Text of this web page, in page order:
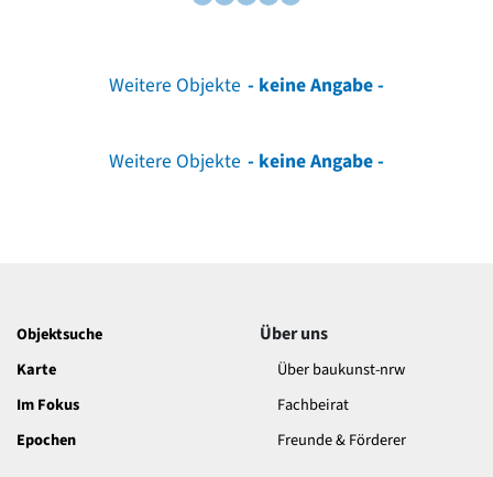
Weitere Objekte - keine Angabe -
Weitere Objekte - keine Angabe -
Objektsuche
Karte
Im Fokus
Epochen
Über uns
Über baukunst-nrw
Fachbeirat
Freunde & Förderer